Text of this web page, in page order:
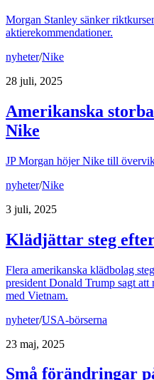
Morgan Stanley sänker
aktierekommendationer.
nyheter/Nike
28 juli, 2025
Amerikanska
Nike
JP Morgan höjer Nike till
nyheter/Nike
3 juli, 2025
Klädjättar steg
Flera amerikanska klädbolag
president Donald Trump sagt att
med Vietnam.
nyheter/USA-börserna
23 maj, 2025
Små förändringar